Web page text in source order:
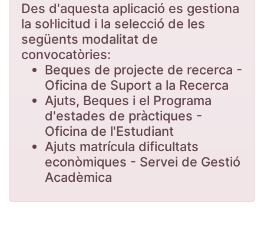
Des d'aquesta aplicació es gestiona
la sol·licitud i la selecció de les
següents modalitat de
convocatòries:
Beques de projecte de recerca -
Oficina de Suport a la Recerca
Ajuts, Beques i el Programa
d'estades de pràctiques -
Oficina de l'Estudiant
Ajuts matrícula dificultats
econòmiques - Servei de Gestió
Acadèmica